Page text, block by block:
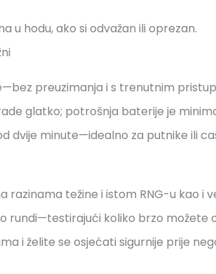
u hodu, ako si odvažan ili oprezan.
preuzimanja i s trenutnim
glatko; potrošnja baterije je
dvije minute—idealno za putnike ili
težine i istom RNG-u kao i
rundi—testirajući koliko brzo možete
i želite se osjećati sigurnije prije